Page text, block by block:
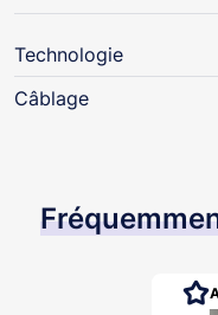
Technologie
Câblage